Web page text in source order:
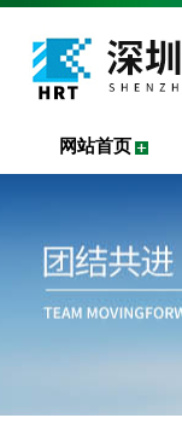
网站首页